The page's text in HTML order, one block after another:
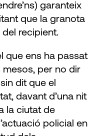
garanteix
que la granota
del recipient.
que ens ha passat
mesos, per no dir
dit que el
davant d’una nit
la ciutat de
policial en